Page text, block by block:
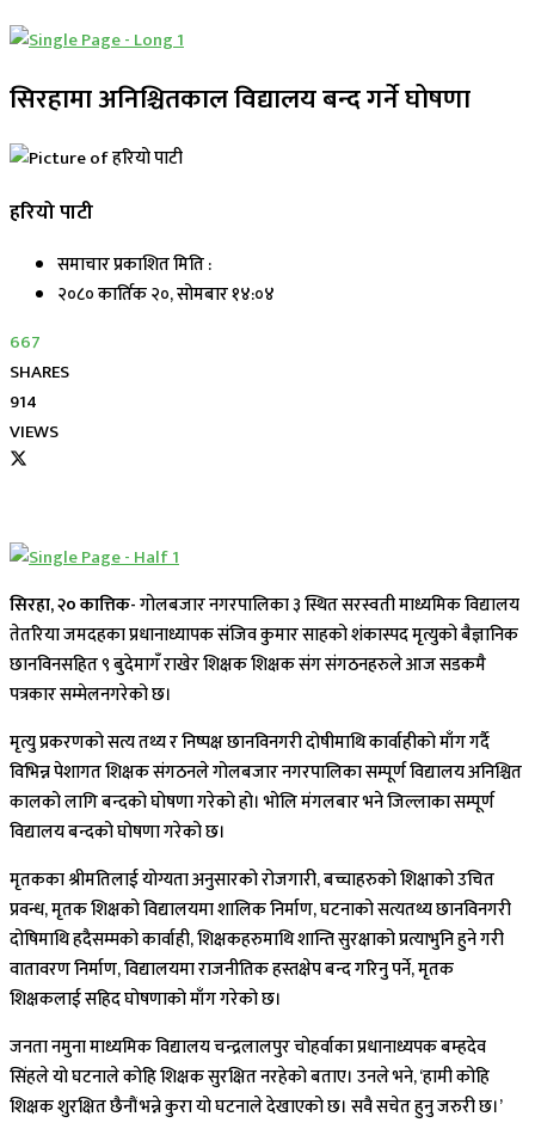
सिरहामा अनिश्चितकाल विद्यालय बन्द गर्ने घोषणा
हरियो पाटी
समाचार प्रकाशित मिति :
२०८० कार्तिक २०, सोमबार १४:०४
667
SHARES
914
VIEWS
सिरहा, २० कात्तिक-गोलबजार नगरपालिका ३ स्थित सरस्वती माध्यमिक विद्यालय
तेतरिया जमदहका प्रधानाध्यापक संजिव कुमार साहको शंकास्पद मृत्युको बैज्ञानिक
छानविनसहित ९ बुदेमागँ राखेर शिक्षक शिक्षक संग संगठनहरुले आज सडकमै
पत्रकार सम्मेलनगरेको छ।
मृत्यु प्रकरणको सत्य तथ्य र निष्पक्ष छानविनगरी दोषीमाथि कार्वाहीको माँग गर्दै
विभिन्न पेशागत शिक्षक संगठनले गोलबजार नगरपालिका सम्पूर्ण विद्यालय अनिश्चित
कालको लागि बन्दको घोषणा गरेको हो। भोलि मंगलबार भने जिल्लाका सम्पूर्ण
विद्यालय बन्दको घोषणा गरेको छ।
मृतकका श्रीमतिलाई योग्यता अनुसारको रोजगारी, बच्चाहरुको शिक्षाको उचित
प्रवन्ध, मृतक शिक्षको विद्यालयमा शालिक निर्माण, घटनाको सत्यतथ्य छानविनगरी
दोषिमाथि हदैसम्मको कार्वाही, शिक्षकहरुमाथि शान्ति सुरक्षाको प्रत्याभुनि हुने गरी
वातावरण निर्माण, विद्यालयमा राजनीतिक हस्तक्षेप बन्द गरिनु पर्ने, मृतक
शिक्षकलाई सहिद घोषणाको माँग गरेको छ।
जनता नमुना माध्यमिक विद्यालय चन्द्रलालपुर चोहर्वाका प्रधानाध्यपक बम्हदेव
सिंहले यो घटनाले कोहि शिक्षक सुरक्षित नरहेको बताए। उनले भने, ‘हामी कोहि
शिक्षक शुरक्षित छैनौं भन्ने कुरा यो घटनाले देखाएको छ। सवै सचेत हुनु जरुरी छ।’